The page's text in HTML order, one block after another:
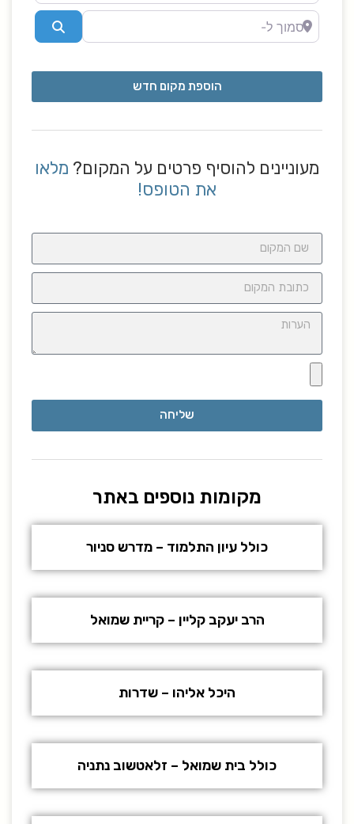
סמוך ל-
הוספת מקום חדש
מעוניינים להוסיף פרטים על המקום? מלאו
את הטופס!
שליחה
מקומות נוספים באתר
כולל עיון התלמוד – מדרש סניור
הרב יעקב קליין – קריית שמואל
היכל אליהו – שדרות
כולל בית שמואל – זלאטשוב נתניה